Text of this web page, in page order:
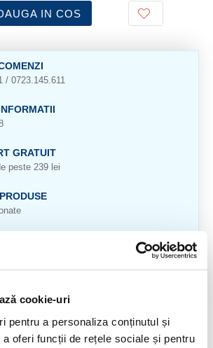
cookie-uri
pentru a personaliza conținutul și
a oferi funcții de rețele sociale și pentru
IN COS
/ 0723.145.611
GRATUIT
peste 239 lei